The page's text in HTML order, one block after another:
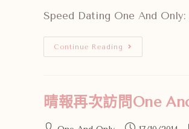
Speed Dating One And Only:
Continue Reading
晴報再次訪問One